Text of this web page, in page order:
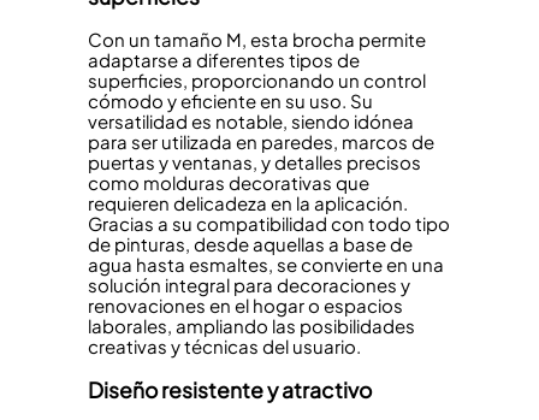
Con un tamaño M, esta brocha permite
adaptarse a diferentes tipos de
superficies, proporcionando un control
cómodo y eficiente en su uso. Su
versatilidad es notable, siendo idónea
para ser utilizada en paredes, marcos de
puertas y ventanas, y detalles precisos
como molduras decorativas que
requieren delicadeza en la aplicación.
Gracias a su compatibilidad con todo tipo
de pinturas, desde aquellas a base de
agua hasta esmaltes, se convierte en una
solución integral para decoraciones y
renovaciones en el hogar o espacios
laborales, ampliando las posibilidades
creativas y técnicas del usuario.
Diseño resistente y atractivo